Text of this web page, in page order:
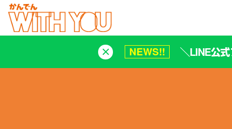
NEWS!! ＼LINE公